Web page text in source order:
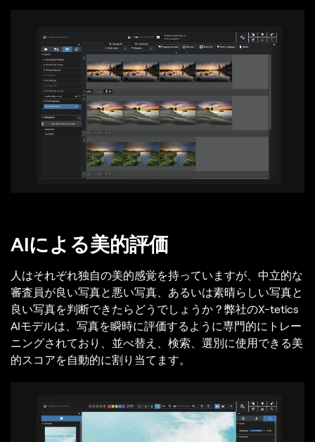
AIによる美的評価
人はそれぞれ独自の美的感覚を持っていますが、中立的な
審査員が良い写真と悪い写真、あるいは素晴らしい写真と
良い写真を判断できたらどうでしょうか？弊社のX-tetics
AIモデルは、写真を瞬時に評価するように専門的にトレー
ニングされており、並べ替え、検索、選別に使用できる美
的スコアを自動的に割り当てます。